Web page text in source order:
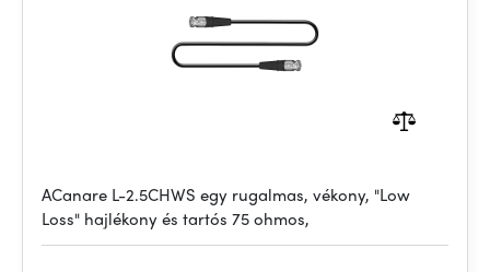
ACanare L-2.5CHWS egy rugalmas, vékony, "Low
Loss" hajlékony és tartós 75 ohmos,